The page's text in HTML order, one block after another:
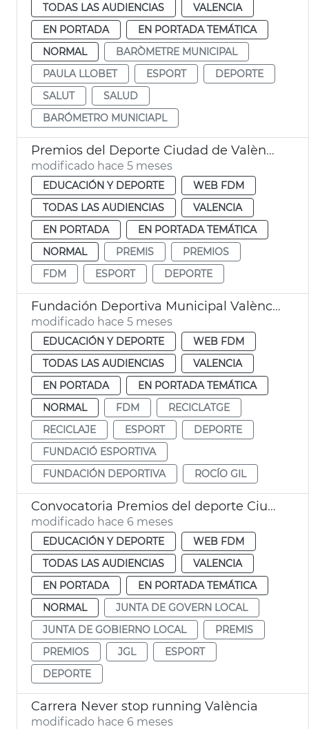
TODAS LAS AUDIENCIAS
VALENCIA
EN PORTADA
EN PORTADA TEMÁTICA
NORMAL
BARÒMETRE MUNICIPAL
PAULA LLOBET
ESPORT
DEPORTE
SALUT
SALUD
BARÓMETRO MUNICIAPL
Premios del Deporte Ciudad de València
modificado hace 5 meses
EDUCACIÓN Y DEPORTE
WEB FDM
TODAS LAS AUDIENCIAS
VALENCIA
EN PORTADA
EN PORTADA TEMÁTICA
NORMAL
PREMIS
PREMIOS
FDM
ESPORT DEPORTE
Fundación Deportiva Municipal València participa en recogida tapones para reciclaje
modificado hace 5 meses
EDUCACIÓN Y DEPORTE
WEB FDM
TODAS LAS AUDIENCIAS
VALENCIA
EN PORTADA
EN PORTADA TEMÁTICA
NORMAL
FDM
RECICLATGE
RECICLAJE
ESPORT
DEPORTE
FUNDACIÓ ESPORTIVA
FUNDACIÓN DEPORTIVA
ROCÍO GIL
Convocatoria Premios del deporte Ciudad de València
modificado hace 6 meses
EDUCACIÓN Y DEPORTE
WEB FDM
TODAS LAS AUDIENCIAS
VALENCIA
EN PORTADA
EN PORTADA TEMÁTICA
NORMAL
JUNTA DE GOVERN LOCAL
JUNTA DE GOBIERNO LOCAL
PREMIS
PREMIOS
JGL
ESPORT
DEPORTE
Carrera Never stop running València
modificado hace 6 meses